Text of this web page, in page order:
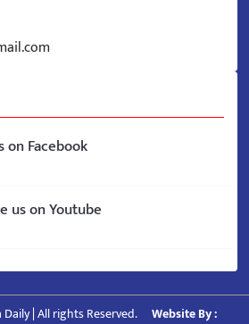
on Facebook
us on Youtube
| All rights Reserved. Website By :